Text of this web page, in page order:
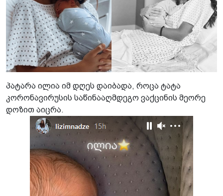
პატარა ილია იმ დღეს დაიბადა, როცა ტატა
კორონავირუსის საწინააღმდეგო ვაქცინის მეორე
დოზით აიცრა.